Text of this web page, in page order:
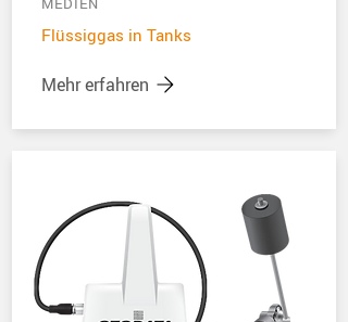
Flüssiggas in Tanks
Mehr erfahren